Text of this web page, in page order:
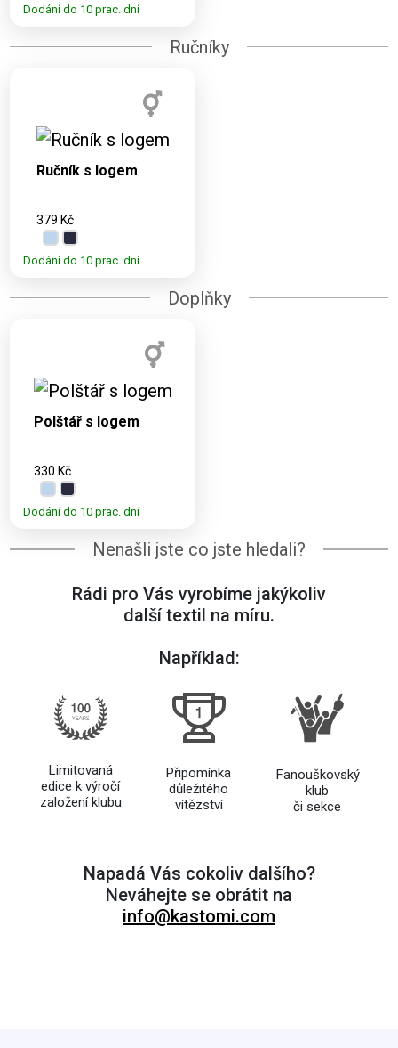
Dodání do 10 prac. dní
Ručníky
Dostupné varianty:
100x50 cm
Ručník s logem
379 Kč
Dodání do 10 prac. dní
Doplňky
Dostupné varianty:
Polštář s logem
330 Kč
Dodání do 10 prac. dní
Nenašli jste co jste hledali?
Rádi pro Vás vyrobíme jakýkoliv
další textil na míru.
Například:
Limitovaná
edice k výročí
založení klubu
Připomínka
důležitého
vítězství
Fanouškovský
klub
či sekce
Napadá Vás cokoliv dalšího?
Neváhejte se obrátit na
info@kastomi.com